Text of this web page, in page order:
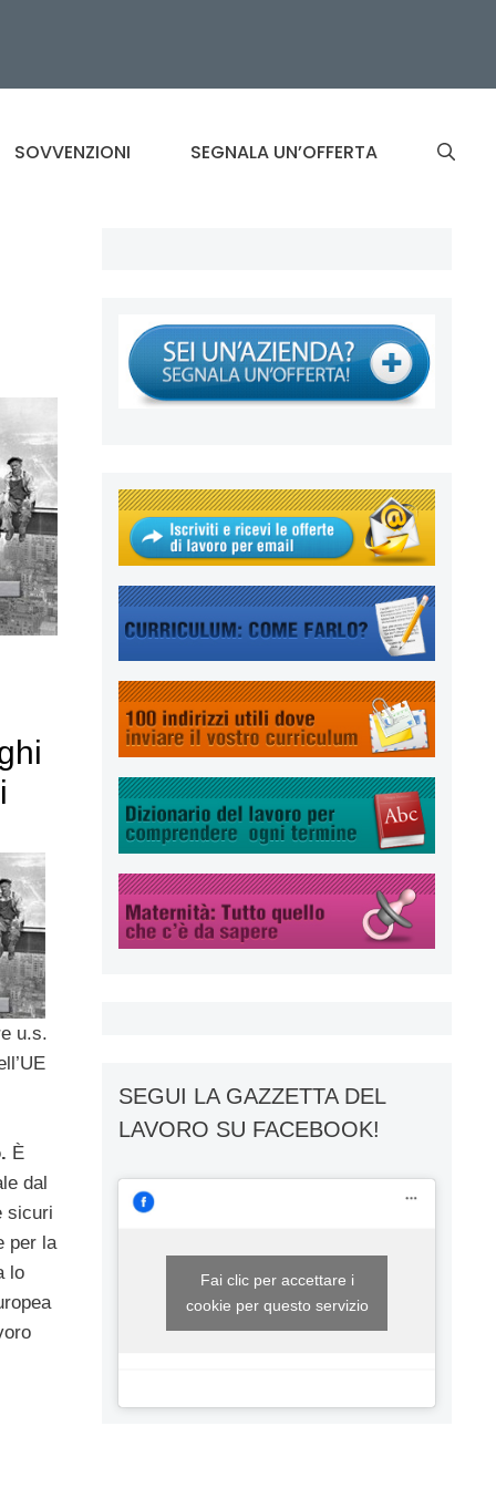
SOVVENZIONI SEGNALA UN’OFFERTA
u.s.
È
dal
sicuri
per la
lo
SEGUI LA GAZZETTA DEL
LAVORO SU FACEBOOK!
Fai clic per accettare i
cookie per questo servizio